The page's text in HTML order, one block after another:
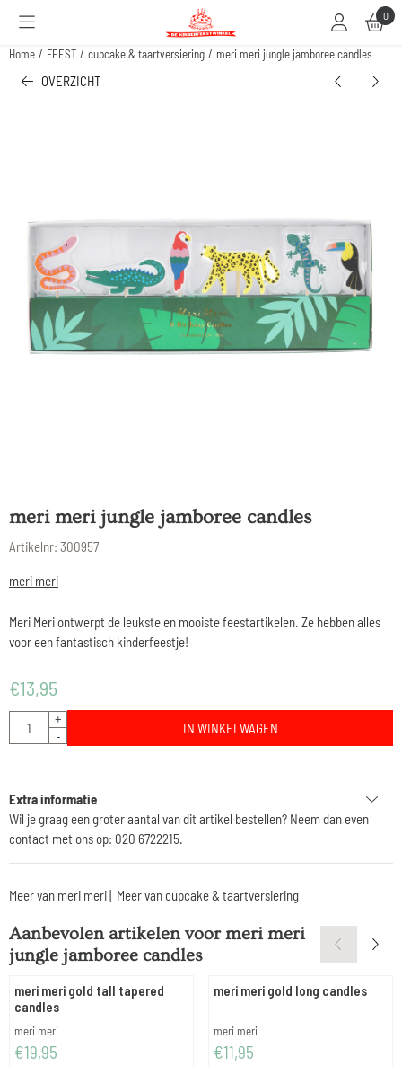
Cookievoorkeuren zijn beschikbaar. Kies instellingen of sta alle cookies toe.0
Home / FEEST / cupcake & taartversiering / meri meri jungle jamboree candles
OVERZICHT
meri meri jungle jamboree candles
Artikelnr: 300957
meri meri
Meri Meri ontwerpt de leukste en mooiste feestartikelen. Ze hebben alles
voor een fantastisch kinderfeestje!
€13,95
Aantal
+
-
IN WINKELWAGEN
Extra informatie
Wil je graag een groter aantal van dit artikel bestellen? Neem dan even
contact met ons op: 020 6722215.
Meer van meri meri| Meer van cupcake & taartversiering
Aanbevolen artikelen voormeri meri
jungle jamboree candles
meri meri gold tall tapered
candles
Merk:
meri meri
Prijs: 19,95
€19,95
meri meri gold long candles
Merk:
meri meri
Prijs: 11,95
€11,95